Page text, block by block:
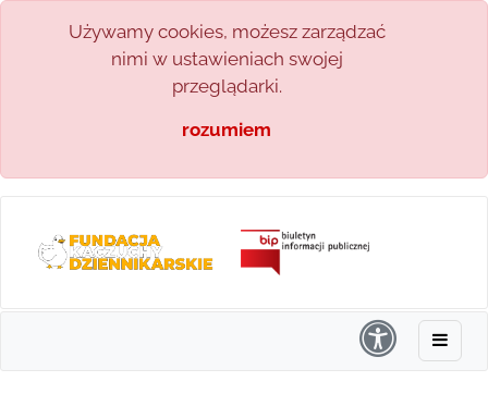
Używamy cookies, możesz zarządzać
nimi w ustawieniach swojej
przeglądarki.
rozumiem